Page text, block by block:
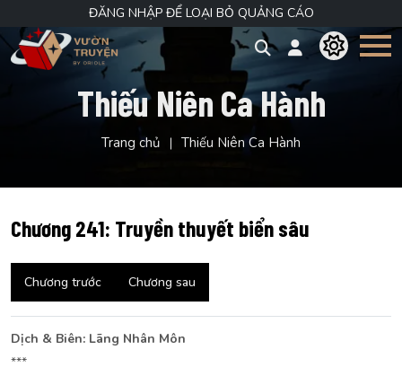
ĐĂNG NHẬP ĐỂ LOẠI BỎ QUẢNG CÁO
Thiếu Niên Ca Hành
Trang chủ Thiếu Niên Ca Hành
Chương 241: Truyền thuyết biển sâu
Chương trước Chương sau
Dịch & Biên: Lãng Nhân Môn
***